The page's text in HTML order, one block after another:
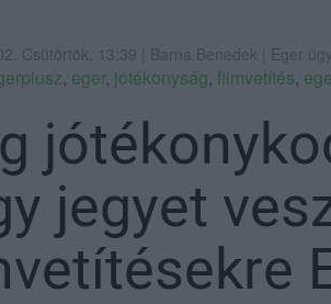
Csütörtök, 13:39 | Barna Benedek | Eger
, eger, jótékonyság, filmvetítés,
jegyet